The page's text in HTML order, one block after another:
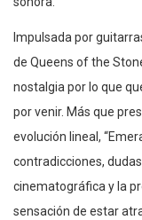
Impulsada por
de Queens of the
nostalgia por lo que
por venir. Más que
evolución lineal,
contradicciones,
cinematográfica y la
sensación de estar